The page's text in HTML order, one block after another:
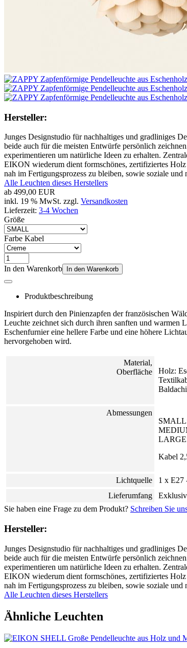
Hersteller:
Junges Designstudio für nachhaltiges und gradliniges
beide auch für die meisten Entwürfe persönlich
experimentieren um natürliche Ideen zu erhalten.
EIKON wiederum dient formschönes, zertifiziertes
nah im Fertigungsprozess zu bleiben, sowie soziale
Alle Leuchten dieses Herstellers
ab 499,00 EUR
inkl. 19 % MwSt. zzgl. Versandkosten
Lieferzeit: 3-4 Wochen
Größe
Farbe Kabel
In den Warenkorb In den Warenkorb
Produktbeschreibung
Inspiriert durch den Pinienzapfen der französischen
Leuchte zeichnet sich durch ihren sanften und
Eschenfurnier eine hellere Farbe und eine höhere
hervorgehoben wird.
Material,
Oberfläche
Holz:
Abmessungen
Kabel
Lichtquelle
1 x E27
Lieferumfang
Sie haben eine Frage zu dem Produkt? Schreiben Sie
Hersteller:
Junges Designstudio für nachhaltiges und gradliniges
beide auch für die meisten Entwürfe persönlich
experimentieren um natürliche Ideen zu erhalten.
EIKON wiederum dient formschönes, zertifiziertes
nah im Fertigungsprozess zu bleiben, sowie soziale
Alle Leuchten dieses Herstellers
Ähnliche Leuchten